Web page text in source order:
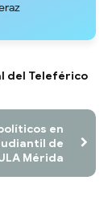
del Teleférico
en
de
Mérida